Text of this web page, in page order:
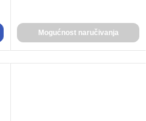
Mogućnost naručivanja